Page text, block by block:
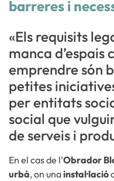
barreres i
«Els requisits
manca
emprendre són
petites
per entitats
social que
de serveis i
En el cas de l’Obrador
urbà, on unainstal·lació